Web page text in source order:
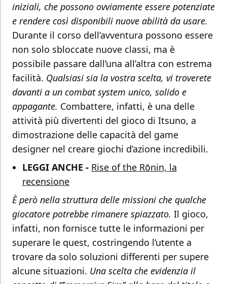
iniziali, che possono ovviamente essere potenziate
e rendere così disponibili nuove abilità da usare.
Durante il corso dell’avventura possono essere
non solo sbloccate nuove classi, ma è
possibile passare dall’una all’altra con estrema
facilità. Qualsiasi sia la vostra scelta, vi troverete
davanti a un combat system unico, solido e
appagante. Combattere, infatti, è una delle
attività più divertenti del gioco di Itsuno, a
dimostrazione delle capacità del game
designer nel creare giochi d’azione incredibili.
LEGGI ANCHE - Rise of the Rōnin, la
recensione
È però nella struttura delle missioni che qualche
giocatore potrebbe rimanere spiazzato. Il gioco,
infatti, non fornisce tutte le informazioni per
superare le quest, costringendo l’utente a
trovare da solo soluzioni differenti per supere
alcune situazioni. Una scelta che evidenzia il